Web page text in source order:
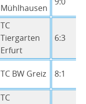
Mühlhausen
TC
Tiergarten
Erfurt
6:3
TC BW Greiz 8:1
TC